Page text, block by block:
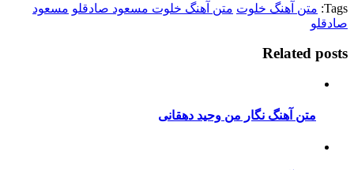
Tags: متن آهنگ خلوت متن آهنگ خلوت مسعود صادقلو مسعود
صادقلو
Related posts
متن آهنگ نگار من وحید دهقانی